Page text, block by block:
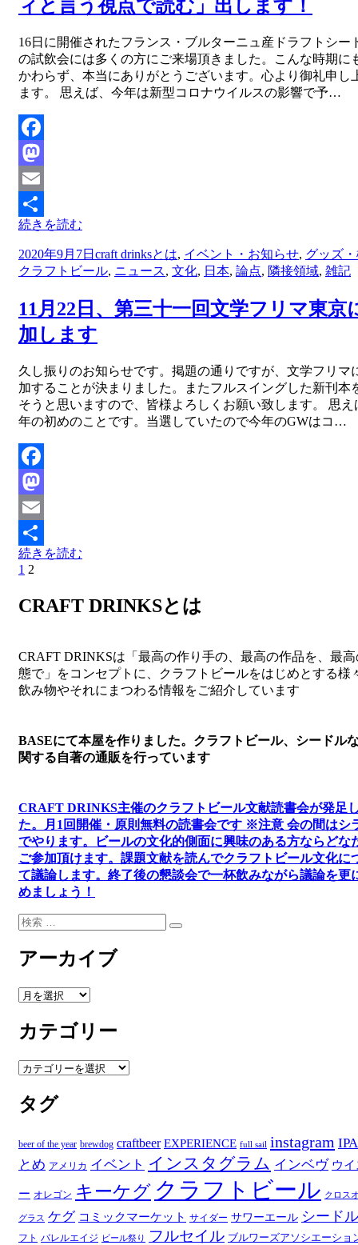
ィと言う視点で読む」出します！
投稿者master
16日に開催されたフランス・ブルターニュ産ドラフトシー
の試飲会には多くの方にご来場頂きました。こんな時期に
かわらず、本当にありがとうございます。心より御礼申し
ます。 思えば、今年は新型コロナウイルスの影響で予…
Facebook
Mastodon
Email
共
有
続きを読む
投
稿
2020年9月7日 craft drinksとは, イベント・お知らせ, グッズ
クラフトビール, ニュース, 文化, 日本, 論点, 隣接領域, 雑記
11月22日、第三十一回文学フリマ東京
加します
投稿者master
久し振りのお知らせです。掲題の通りですが、文学フリマ
加することが決まりました。またフルスイングした新刊本
そうと思いますので、皆様よろしくお願い致します。 思え
年の初めのことです。当選していたので今年のGWはコ…
Facebook
Mastodon
Email
共
続きを読む
投
稿
ビ
ゲ
ー
ョ
前
ペ
へ
ペ
ジ
1 ペ
ジ
2
CRAFT DRINKSとは
CRAFT DRINKSは「最高の作り手の、最高の作品を、最
態で」をコンセプトに、クラフトビールをはじめとする様
飲み物やそれにまつわる情報をご紹介しています
BASEにて本屋を作りました。クラフトビール、シードル
関する自著の通販を行っています
CRAFT DRINKS主催のクラフトビール文献読書会が発足
た。
月1回開催・原則無料の読書会です ※注意 会の間はシ
でやります。
ビールの文化的側面に興味のある方ならどな
ご参加頂けます。 課題文献を読んでクラフトビール文化に
て議論します。 終了後の懇談会で一杯飲みながら議論を更
めましょう！
検
検
アーカイブ
ア
カ
イ
ブ
カテゴリー
カ
ゴ
リ
タグ
beer of the year brewdog craftbeer EXPERIENCE full sail instagram IPA
とめ アメリカ イベント インスタグラム インベヴ ウ
ー オレゴン キーケグ クラフトビール クロス
グラス ケグ コミックマーケット サイダー サワーエール シードル
フト バレルエイジ ビール祭り フルセイル ブルワーズアソシエーショ